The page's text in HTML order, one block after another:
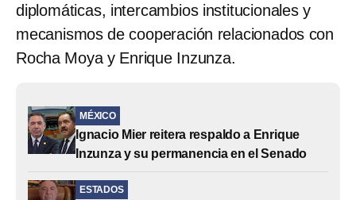
diplomáticas, intercambios institucionales y
mecanismos de cooperación relacionados con
Rocha Moya y Enrique Inzunza.
MÉXICO
Ignacio Mier reitera respaldo a Enrique
Inzunza y su permanencia en el Senado
ESTADOS